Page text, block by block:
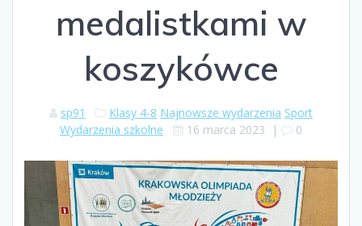
medalistkami w
koszykówce
sp91 Klasy 4-8 Najnowsze wydarzenia Sport
Wydarzenia szkolne
16 marca 2023 | 0